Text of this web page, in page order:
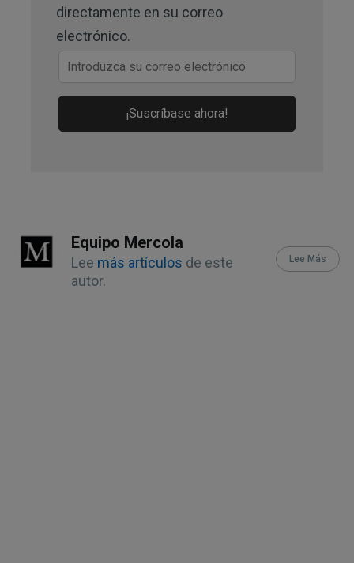
directamente en su correo
electrónico.
¡Suscríbase ahora!
Equipo Mercola
Lee más artículos de este
autor.
Lee Más